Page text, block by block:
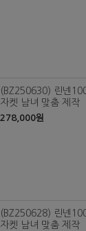
(BZ250630) 린넨
자켓 남녀 맞춤 제작
278,000원
(BZ250628) 린넨
자켓 남녀 맞춤 제작